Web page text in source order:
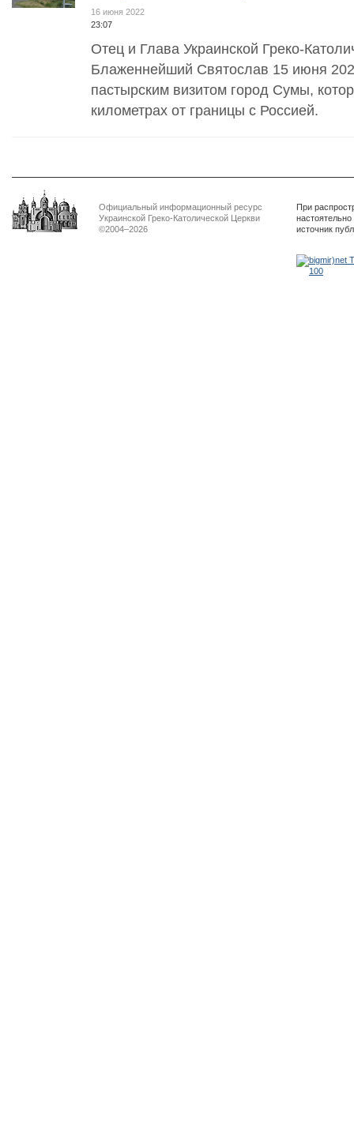
16 июня 2022
23:07
Отец и Глава Украинской Греко-
Блаженнейший Святослав 15 июня
пастырским визитом город Сумы,
километрах от границы с Россией.
Официальный информационный ресурс
Украинской Греко-Католической Церкви
©2004–2026
При
источник